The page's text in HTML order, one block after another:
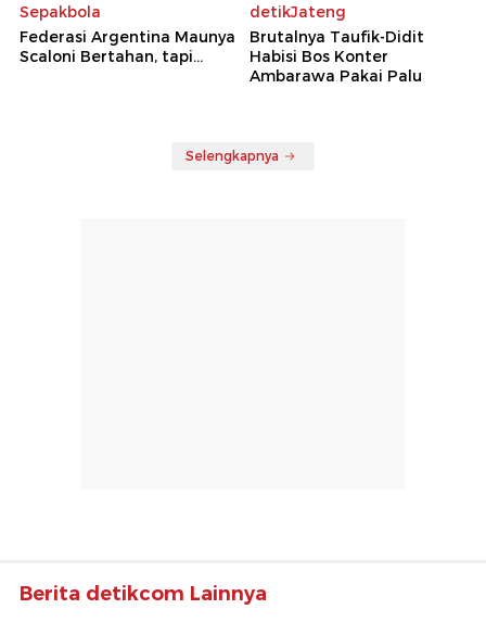
Sepakbola
Federasi Argentina Maunya
Scaloni Bertahan, tapi...
detikJateng
Brutalnya Taufik-Didit
Habisi Bos Konter
Ambarawa Pakai Palu
Selengkapnya
Berita detikcom Lainnya